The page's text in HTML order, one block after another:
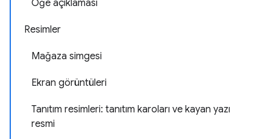
Öğe açıklaması
Resimler
Mağaza simgesi
Ekran görüntüleri
Tanıtım resimleri: tanıtım karoları ve kayan yazı
resmi